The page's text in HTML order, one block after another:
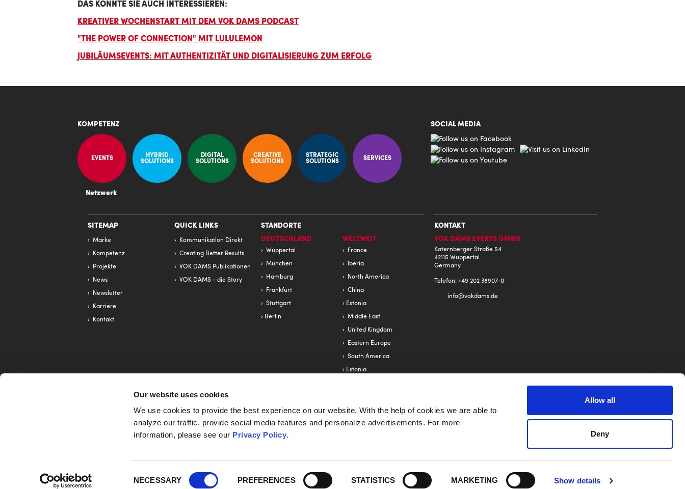
Our website uses cookies
We use cookies to provide the best experience on our website. With the help of cookies we are able to
analyze our traffic, provide social media features and personalize advertisements. For more
information, please see our Privacy Policy.
NECESSARY PREFERENCES STATISTICS MARKETING Show details
Allow all
Deny
DAS KÖNNTE SIE AUCH INTERESSIEREN:
KREATIVER WOCHENSTART MIT DEM VOK DAMS PODCAST
"THE POWER OF CONNECTION" MIT LULULEMON
JUBILÄUMSEVENTS: MIT AUTHENTIZITÄT UND DIGITALISIERUNG ZUM ERFOLG
KOMPETENZ
EVENTS
HYBRID
SOLUTIONS
DIGITAL
SOLUTIONS
CREATIVE
SOLUTIONS
STRATEGIC
SOLUTIONS
SERVICES
Netzwerk
SOCIAL MEDIA
SITEMAP
Marke
Kompetenz
Projekte
News
Newsletter
Karriere
Kontakt
QUICK LINKS
Kommunikation Direkt
Creating Better Results
VOK DAMS Publikationen
VOK DAMS - die Story
STANDORTE
DEUTSCHLAND
Wuppertal
München
Hamburg
Frankfurt
Stuttgart
Berlin
WELTWEIT
France
Iberia
North America
China
Estonia
Middle East
United Kingdom
Eastern Europe
South America
Estonia
KONTAKT
VOK DAMS EVENTS GMBH
Katernberger Straße 54
42115 Wuppertal
Germany
Telefon: +49 202 38907-0
info@vokdams.de
TOP 10 Kreativranking - BlachReport 2023
2. Platz Top-Eventagenturen - W&V/Horizont 2016
TOP 5 Event Companies - Special Events Magazine 2020
Heavent Award 2023 - Fendt
Eventex Award 2023 - Porsche China
Golden Award of Montreux 2022 - Grohe AG
Impressum